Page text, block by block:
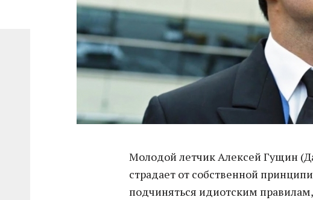
Молодой летчик Алексей Гущин
страдает от собственной
подчиняться идиотским